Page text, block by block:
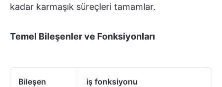
kadar karmaşık süreçleri tamamlar.
Temel Bileşenler ve Fonksiyonları
Bileşen iş fonksiyonu